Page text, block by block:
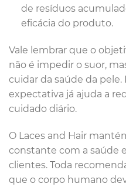
de resíduos
eficácia do produto.
Vale lembrar que o
não é impedir o suor,
cuidar da saúde da pele.
expectativa já ajuda a
cuidado diário.
O Laces and Hair
constante com a saúde
clientes. Toda
que o corpo humano